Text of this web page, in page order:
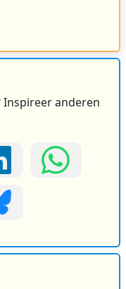
Inspireer anderen